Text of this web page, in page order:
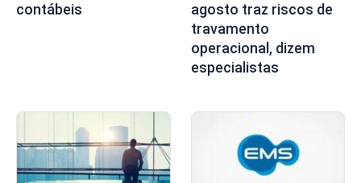
contábeis
agosto traz riscos de
travamento
operacional, dizem
especialistas